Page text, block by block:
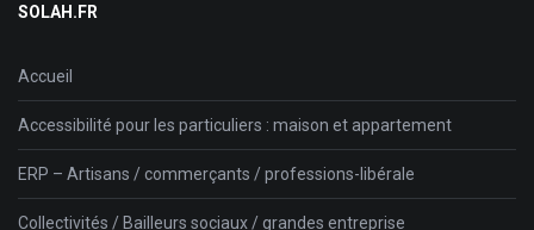
SOLAH.FR
Accueil
Accessibilité pour les particuliers : maison et appartement
ERP – Artisans / commerçants / professions-libérale
Collectivités / Bailleurs sociaux / grandes entreprise